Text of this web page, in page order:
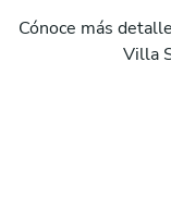
Cónoce más
Villa